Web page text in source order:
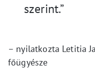
szerint.”
– nyilatkozta Letitia
főügyésze